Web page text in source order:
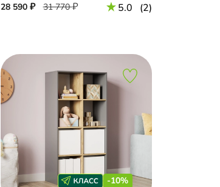
28 590 31 770 5.0 (2)
-10%